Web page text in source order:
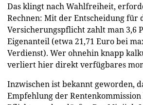
Das klingt nach Wahlfreiheit,
Rechnen: Mit der Entscheidung für
Versicherungspflicht zahlt man 3,6
Eigenanteil (etwa 21,71 Euro bei
Verdienst). Wer ohnehin knapp
verliert hier direkt verfügbares
Inzwischen ist bekannt geworden,
Empfehlung der